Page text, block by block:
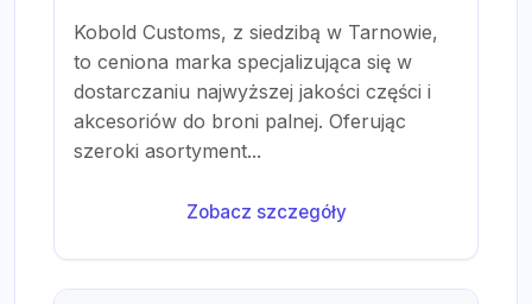
Kobold Customs, z siedzibą w Tarnowie,
to ceniona marka specjalizująca się w
dostarczaniu najwyższej jakości części i
akcesoriów do broni palnej. Oferując
szeroki asortyment...
Zobacz szczegóły